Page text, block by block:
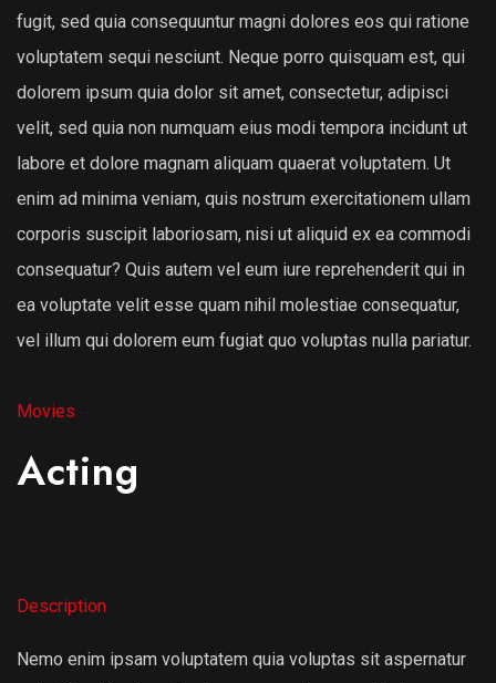
fugit, sed quia consequuntur magni dolores eos qui ratione
voluptatem sequi nesciunt. Neque porro quisquam est, qui
dolorem ipsum quia dolor sit amet, consectetur, adipisci
velit, sed quia non numquam eius modi tempora incidunt ut
labore et dolore magnam aliquam quaerat voluptatem. Ut
enim ad minima veniam, quis nostrum exercitationem ullam
corporis suscipit laboriosam, nisi ut aliquid ex ea commodi
consequatur? Quis autem vel eum iure reprehenderit qui in
ea voluptate velit esse quam nihil molestiae consequatur,
vel illum qui dolorem eum fugiat quo voluptas nulla pariatur.
Movies
Acting
Description
Nemo enim ipsam voluptatem quia voluptas sit aspernatur